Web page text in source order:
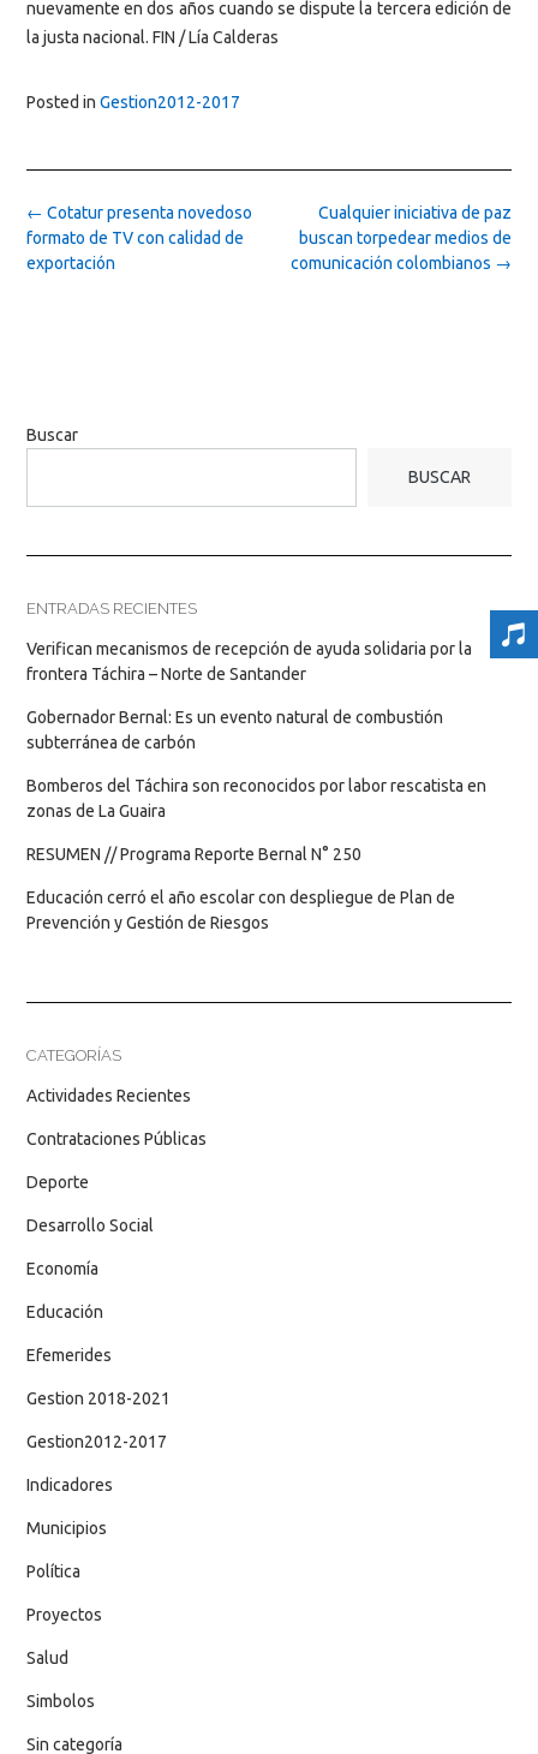
nuevamente en dos años cuando se dispute la tercera edición de
la justa nacional. FIN / Lía Calderas
Posted in Gestion2012-2017
Post
navigation
Cualquier iniciativa de paz
buscan torpedear medios de
comunicación colombianos →
← Cotatur presenta novedoso
formato de TV con calidad de
exportación
Buscar
BUSCAR
ENTRADAS RECIENTES
Verifican mecanismos de recepción de ayuda solidaria por la
frontera Táchira – Norte de Santander
Gobernador Bernal: Es un evento natural de combustión
subterránea de carbón
Bomberos del Táchira son reconocidos por labor rescatista en
zonas de La Guaira
RESUMEN // Programa Reporte Bernal N° 250
Educación cerró el año escolar con despliegue de Plan de
Prevención y Gestión de Riesgos
CATEGORÍAS
Actividades Recientes
Contrataciones Públicas
Deporte
Desarrollo Social
Economía
Educación
Efemerides
Gestion 2018-2021
Gestion2012-2017
Indicadores
Municipios
Política
Proyectos
Salud
Simbolos
Sin categoría